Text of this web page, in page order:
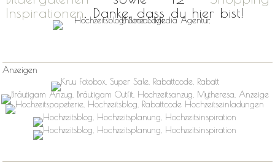
Inspirationen. Danke, dass du hier bist!
Anzeigen